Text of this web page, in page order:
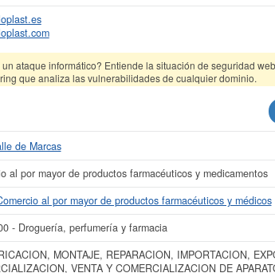
ataque informático? Entiende la situación de seguridad
que analiza las vulnerabilidades de cualquier dominio.
de Marcas
al por mayor de productos farmacéuticos y medicamentos
al por mayor de productos farmacéuticos y médicos
- Droguería, perfumería y farmacia
MONTAJE, REPARACION, IMPORTACION,
VENTA Y COMERCIALIZACION DE